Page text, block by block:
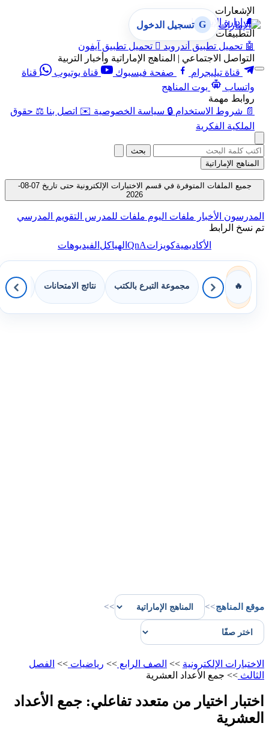
الإشعارات
🔔 إدارة الإشعارات
التطبيقات
🤖 تحميل تطبيق أندرويد  تحميل تطبيق آيفون
التواصل الاجتماعي | المناهج الإماراتية وأخبار التربية
قناة تيليجرام
صفحة فيسبوك قناة يوتيوب
قناة
واتساب
بوت المناهج
روابط مهمة
📄 شروط الاستخدام 🔒 سياسة الخصوصية ✉️ اتصل بنا ⚖️ حقوق
الملكية الفكرية
G تسجيل الدخول
بحث
المناهج الإماراتية
جميع الملفات المتوفرة في قسم الاختبارات الإلكترونية حتى تاريخ 07-08-
2026
المدرسون الأخبار ملفات اليوم ملفات للمدرس التقويم المدرسي
تم نسخ الرابط
الأكاديميةكويزاتQnAالهياكل الفيديوهات
🔥 مجموعة التبرع بالكتب نتائج الامتحانات
موقع المناهج>>
>>
الاختبارات الإلكترونية >> الصف الرابع >> رياضيات >> الفصل
الثالث >> جمع الأعداد العشرية
اختبار اختيار من متعدد تفاعلي: جمع الأعداد
العشرية